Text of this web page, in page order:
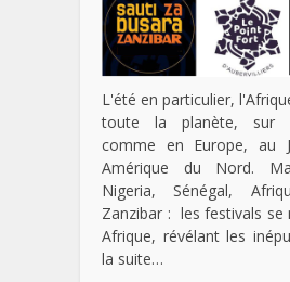
L'été en particulier,
toute la planète, sur
comme en Europe, au
Amérique du Nord.
Nigeria, Sénégal,
Zanzibar : les festivals se
Afrique, révélant les
la suite…